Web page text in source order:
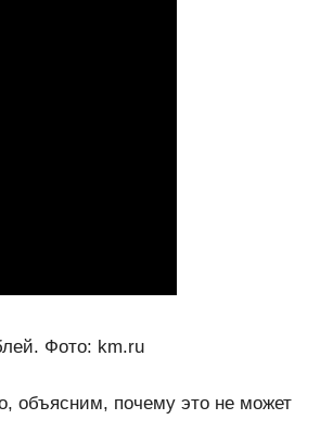
Фото: km.ru
объясним, почему это не может